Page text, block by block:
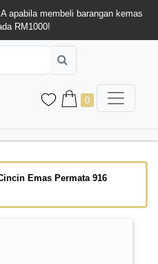
apabila membeli barangan kemas
RM1000!
0
Emas Permata 916